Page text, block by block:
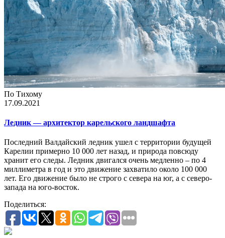
По Тихому
17.09.2021
Ледник — архитектор карельского ландшафта
Последний Валдайский ледник ушел с территории будущей
Карелии примерно 10 000 лет назад, и природа повсюду
хранит его следы. Ледник двигался очень медленно – по 4
миллиметра в год и это движение захватило около 100 000
лет. Его движение было не строго с севера на юг, а с северо-
запада на юго-восток.
Поделиться: